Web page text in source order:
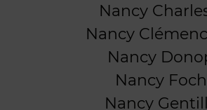
Nancy
Nancy
Nancy
Nancy Foch
Nancy